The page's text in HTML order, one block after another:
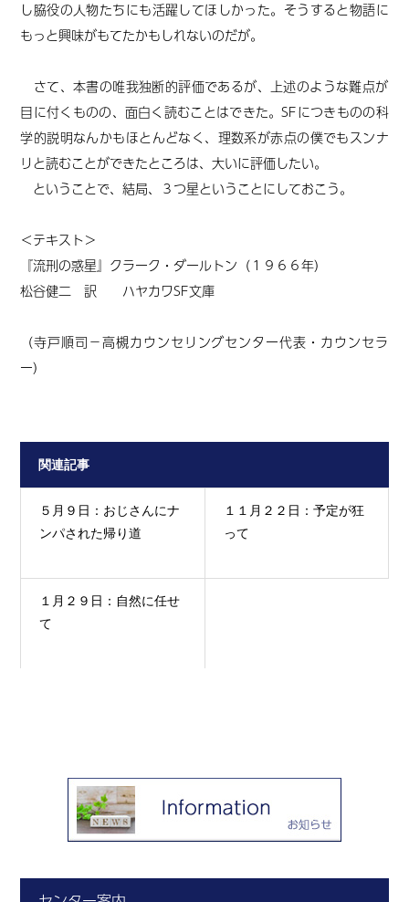
し脇役の人物たちにも活躍してほしかった。そうすると物語に
もっと興味がもてたかもしれないのだが。
さて、本書の唯我独断的評価であるが、上述のような難点が
目に付くものの、面白く読むことはできた。SFにつきものの科
学的説明なんかもほとんどなく、理数系が赤点の僕でもスンナ
リと読むことができたところは、大いに評価したい。
ということで、結局、３つ星ということにしておこう。
＜テキスト＞
『流刑の惑星』クラーク・ダールトン（１９６６年）
松谷健二 訳 ハヤカワSF文庫
（寺戸順司－高槻カウンセリングセンター代表・カウンセラ
ー）
関連記事
５月９日：おじさんにナ
ンパされた帰り道
１１月２２日：予定が狂
って
１月２９日：自然に任せ
て